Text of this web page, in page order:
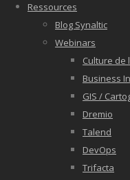
Ressources
Blog Synaltic
Webinars
Culture de
Business
GIS /
Dremio
Talend
DevOps
Trifacta